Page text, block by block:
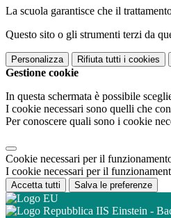
La scuola garantisce che il
Questo sito o gli strumenti terzi da
Personalizza Rifiuta tutti i cookies
Gestione cookie
In questa schermata è possibile
I cookie necessari sono quelli che
Per conoscere quali sono i cookie
Cookie necessari per il
I cookie necessari per il
Accetta tutti Salva le preferenze
IIS Einstein -